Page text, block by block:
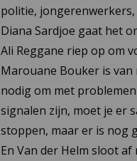
politie,
Diana Sardjoe gaat het
Ali Reggane riep op om
Marouane Bouker is
nodig om met
signalen zijn, moet je er
stoppen, maar er is nog
En Van der Helm sloot